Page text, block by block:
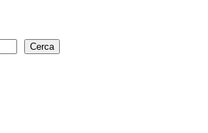
Cerca